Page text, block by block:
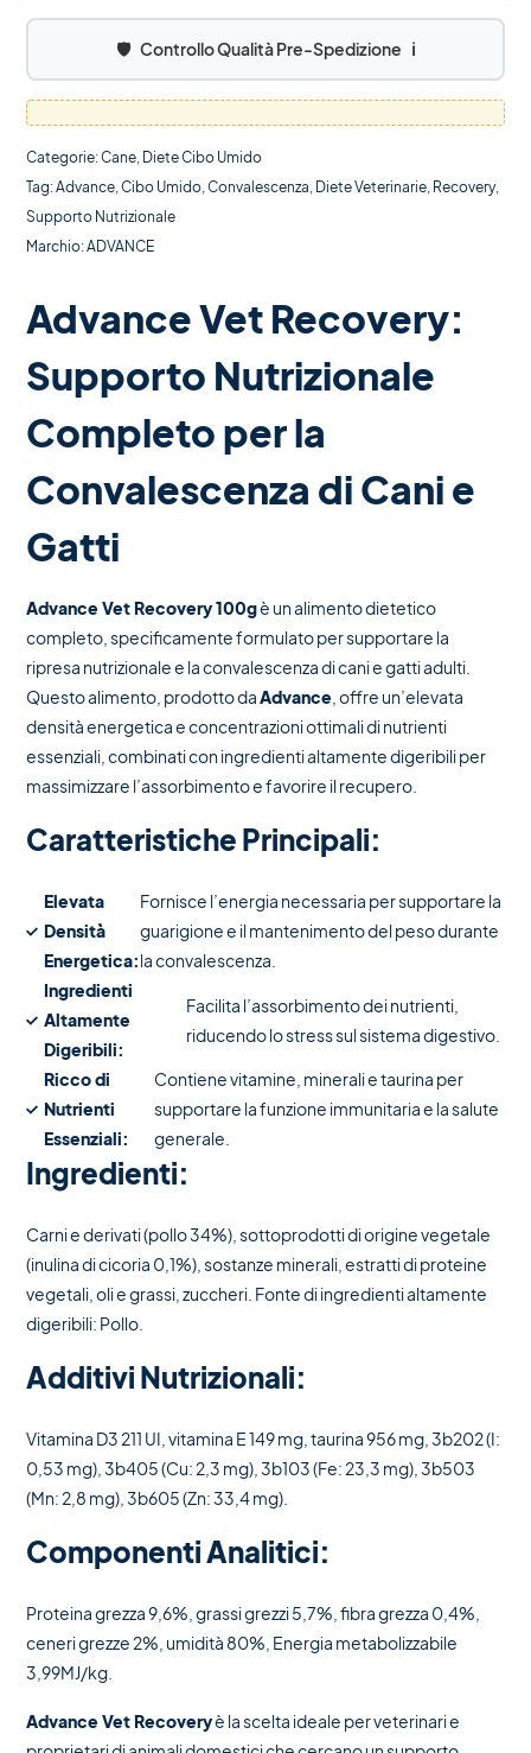
🛡️ Controllo Qualità Pre-Spedizione ℹ️
Categorie:Cane, Diete Cibo Umido
Tag:Advance,Cibo Umido,Convalescenza, Diete Veterinarie, Recovery,
Supporto Nutrizionale
Marchio:ADVANCE
Advance Vet Recovery:
Supporto Nutrizionale
Completo per la
Convalescenza di Cani e
Gatti
Advance Vet Recovery 100gè un alimento dietetico
completo, specificamente formulato per supportare la
ripresa nutrizionale e la convalescenza di cani e gatti adulti.
Questo alimento, prodotto daAdvance , offre un’elevata
densità energetica e concentrazioni ottimali di nutrienti
essenziali, combinati con ingredienti altamente digeribili per
massimizzare l’assorbimento e favorire il recupero.
Caratteristiche Principali:
Elevata
Densità
Energetica:
Fornisce l’energia necessaria per supportare la
guarigione e il mantenimento del peso durante
la convalescenza.
Ingredienti
Altamente
Digeribili:
Facilita l’assorbimento dei nutrienti,
riducendo lo stress sul sistema digestivo.
Ricco di
Nutrienti
Essenziali:
Contiene vitamine, minerali e taurina per
supportare la funzione immunitaria e la salute
generale.
Ingredienti:
Carni e derivati (pollo 34%), sottoprodotti di origine vegetale
(inulina di cicoria 0,1%), sostanze minerali, estratti di proteine
vegetali, oli e grassi, zuccheri. Fonte di ingredienti altamente
digeribili: Pollo.
Additivi Nutrizionali:
Vitamina D3 211 UI, vitamina E 149 mg, taurina 956 mg, 3b202 (I:
0,53 mg), 3b405 (Cu: 2,3 mg), 3b103 (Fe: 23,3 mg), 3b503
(Mn: 2,8 mg), 3b605 (Zn: 33,4 mg).
Componenti Analitici:
Proteina grezza 9,6%, grassi grezzi 5,7%, fibra grezza 0,4%,
ceneri grezze 2%, umidità 80%, Energia metabolizzabile
3,99MJ/kg.
Advance Vet Recoveryè la scelta ideale per veterinari e